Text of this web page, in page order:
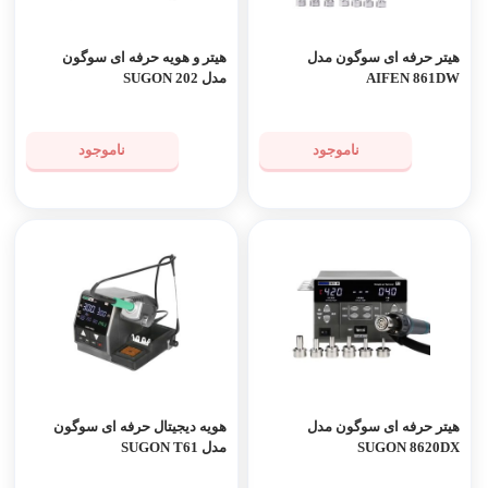
هیتر حرفه ای سوگون مدل
AIFEN 861DW
ناموجود
هیتر و هویه حرفه ای سوگون
مدل SUGON 202
ناموجود
هیتر حرفه ای سوگون مدل
SUGON 8620DX
هویه دیجیتال حرفه ای سوگون
مدل SUGON T61